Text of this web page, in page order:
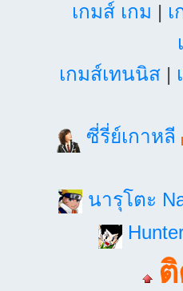
เกมส์ เกม |
เกมส์เทนนิส|
ซี่รี่ย์เกาหลี
นารุโตะ